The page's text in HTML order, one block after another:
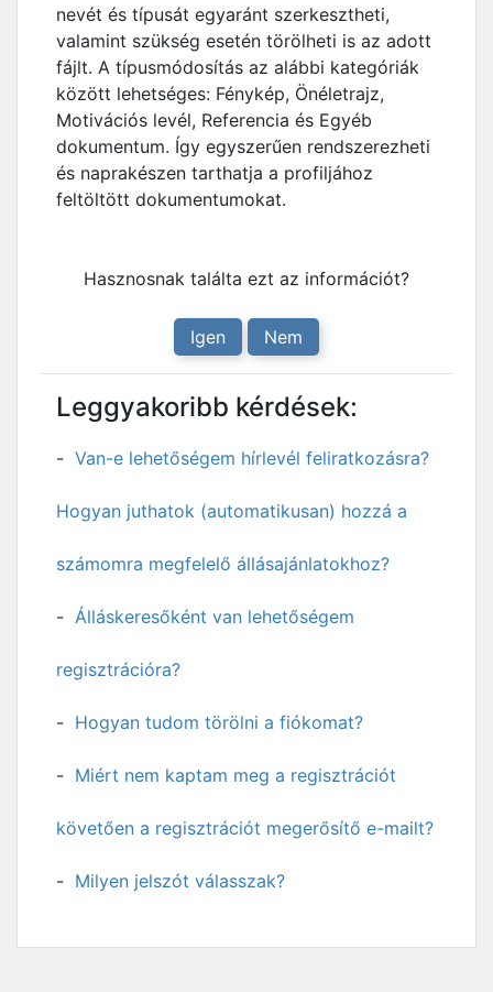
nevét és típusát egyaránt szerkesztheti,
valamint szükség esetén törölheti is az adott
fájlt. A típusmódosítás az alábbi kategóriák
között lehetséges: Fénykép, Önéletrajz,
Motivációs levél, Referencia és Egyéb
dokumentum. Így egyszerűen rendszerezheti
és naprakészen tarthatja a profiljához
feltöltött dokumentumokat.
Hasznosnak találta ezt az információt?
Igen Nem
Leggyakoribb kérdések:
Van-e lehetőségem hírlevél feliratkozásra?
Hogyan juthatok (automatikusan) hozzá a
számomra megfelelő állásajánlatokhoz?
Álláskeresőként van lehetőségem
regisztrációra?
Hogyan tudom törölni a fiókomat?
Miért nem kaptam meg a regisztrációt
követően a regisztrációt megerősítő e-mailt?
Milyen jelszót válasszak?